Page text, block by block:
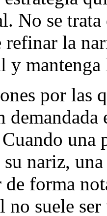
No se
la
y
por las
demandada
una
nariz,
de forma
suele